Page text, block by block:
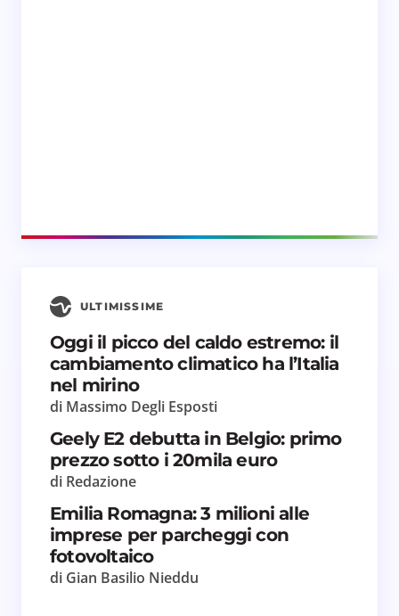
ULTIMISSIME
Oggi il picco del caldo estremo: il
cambiamento climatico ha l’Italia
nel mirino
di Massimo Degli Esposti
Geely E2 debutta in Belgio: primo
prezzo sotto i 20mila euro
di Redazione
Emilia Romagna: 3 milioni alle
imprese per parcheggi con
fotovoltaico
di Gian Basilio Nieddu